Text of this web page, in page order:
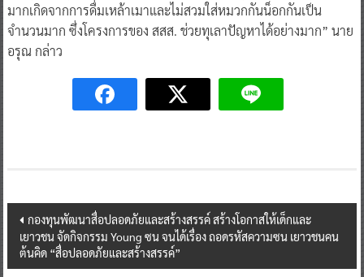
มากเกิดจากการดื่มเหล้าเมาและไม่สวมใส่หมวกกันน็อกกันเป็น
จำนวนมาก ซึ่งโครงการของ สสส. ช่วยทุเลาปัญหาได้อย่างมาก” นาย
อรุณ กล่าว
Post
navigation
กองทุนพัฒนาสื่อปลอดภัยและสร้างสรรค์ สร้างโอกาสให้เด็กและ
เยาวชน จัดกิจกรรม Young ซน จนได้เรื่อง ถอดรหัสความซน เยาวชนคน
ต้นคิด “สื่อปลอดภัยและสร้างสรรค์”